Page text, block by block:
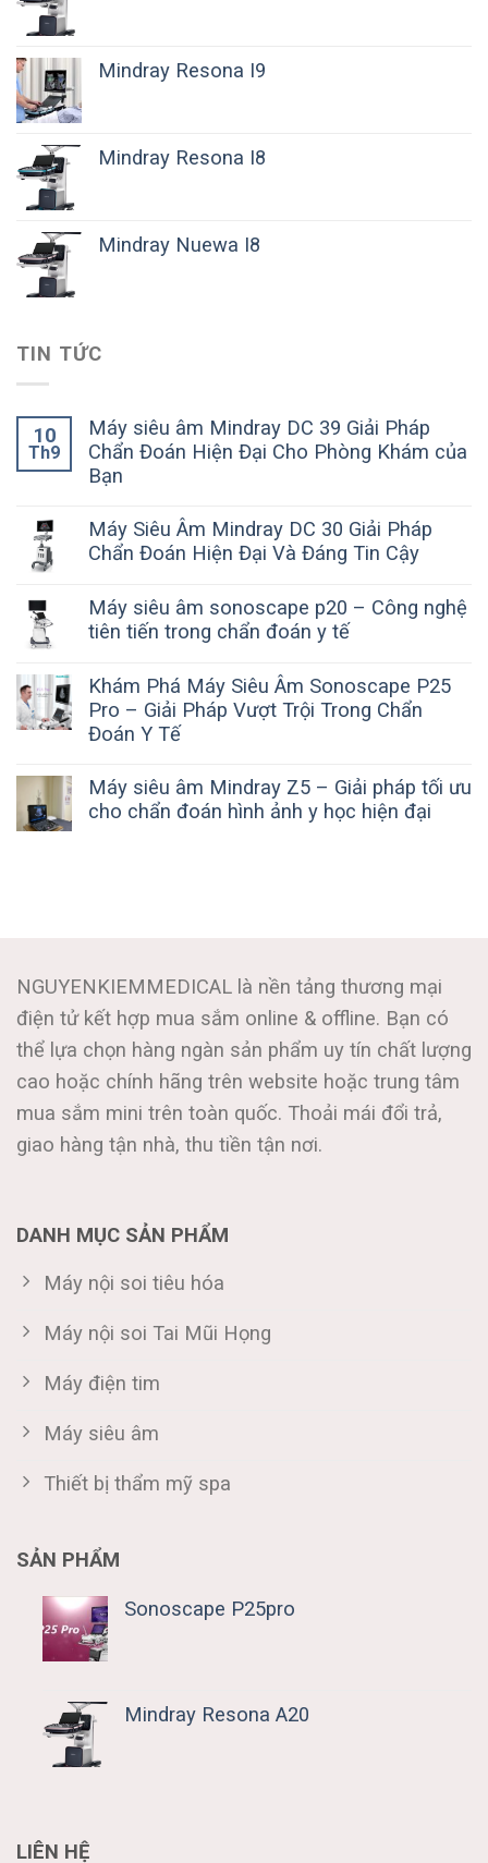
Mindray Resona I9
Mindray Resona I8
Mindray Nuewa I8
TIN TỨC
10
Th9
Máy siêu âm Mindray DC 39 Giải Pháp
Chẩn Đoán Hiện Đại Cho Phòng Khám của
Bạn
Máy Siêu Âm Mindray DC 30 Giải Pháp
Chẩn Đoán Hiện Đại Và Đáng Tin Cậy
Máy siêu âm sonoscape p20 – Công nghệ
tiên tiến trong chẩn đoán y tế
Khám Phá Máy Siêu Âm Sonoscape P25
Pro – Giải Pháp Vượt Trội Trong Chẩn
Đoán Y Tế
Máy siêu âm Mindray Z5 – Giải pháp tối ưu
cho chẩn đoán hình ảnh y học hiện đại
NGUYENKIEMMEDICAL là nền tảng thương mại
điện tử kết hợp mua sắm online & offline. Bạn có
thể lựa chọn hàng ngàn sản phẩm uy tín chất lượng
cao hoặc chính hãng trên website hoặc trung tâm
mua sắm mini trên toàn quốc. Thoải mái đổi trả,
giao hàng tận nhà, thu tiền tận nơi.
DANH MỤC SẢN PHẨM
Máy nội soi tiêu hóa
Máy nội soi Tai Mũi Họng
Máy điện tim
Máy siêu âm
Thiết bị thẩm mỹ spa
SẢN PHẨM
Sonoscape P25pro
Mindray Resona A20
LIÊN HỆ